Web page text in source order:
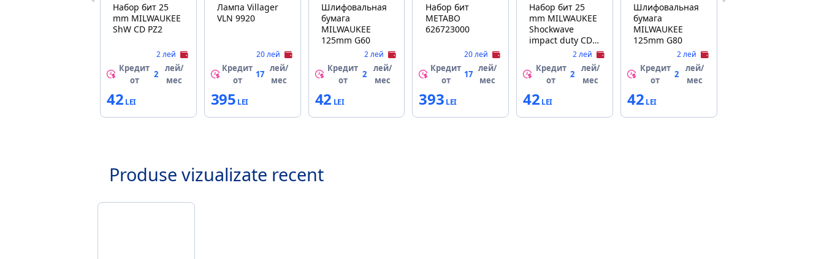
Набор бит 25
mm MILWAUKEE
ShW CD PZ2
2 лей
Кредит
от
2
лей/
мес
42
Лампа Villager
VLN 9920
20 лей
Кредит
от
17
лей/
мес
395
Шлифовальная
бумага
MILWAUKEE
125mm G60
2 лей
Кредит
от
2
лей/
мес
42
Набор бит
METABO
626723000
20 лей
Кредит
от
17
лей/
мес
393
Набор бит 25
mm MILWAUKEE
Shockwave
impact duty CD
PH2 25 buc.2 лей
Кредит
от
2
лей/
мес
42
Шлифовальная
бумага
MILWAUKEE
125mm G80
2 лей
Кредит
от
2
лей/
мес
42
Produse vizualizate recent